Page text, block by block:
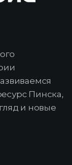
Пинска,
и новые